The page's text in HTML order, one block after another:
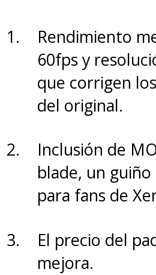
Rebel Moon: La
ya está
y la parte dos,La
abril de 2024.
Rendimiento
60fps y
que corrigen
del original.
Inclusión de
blade, un
para fans de
El precio del
mejora.